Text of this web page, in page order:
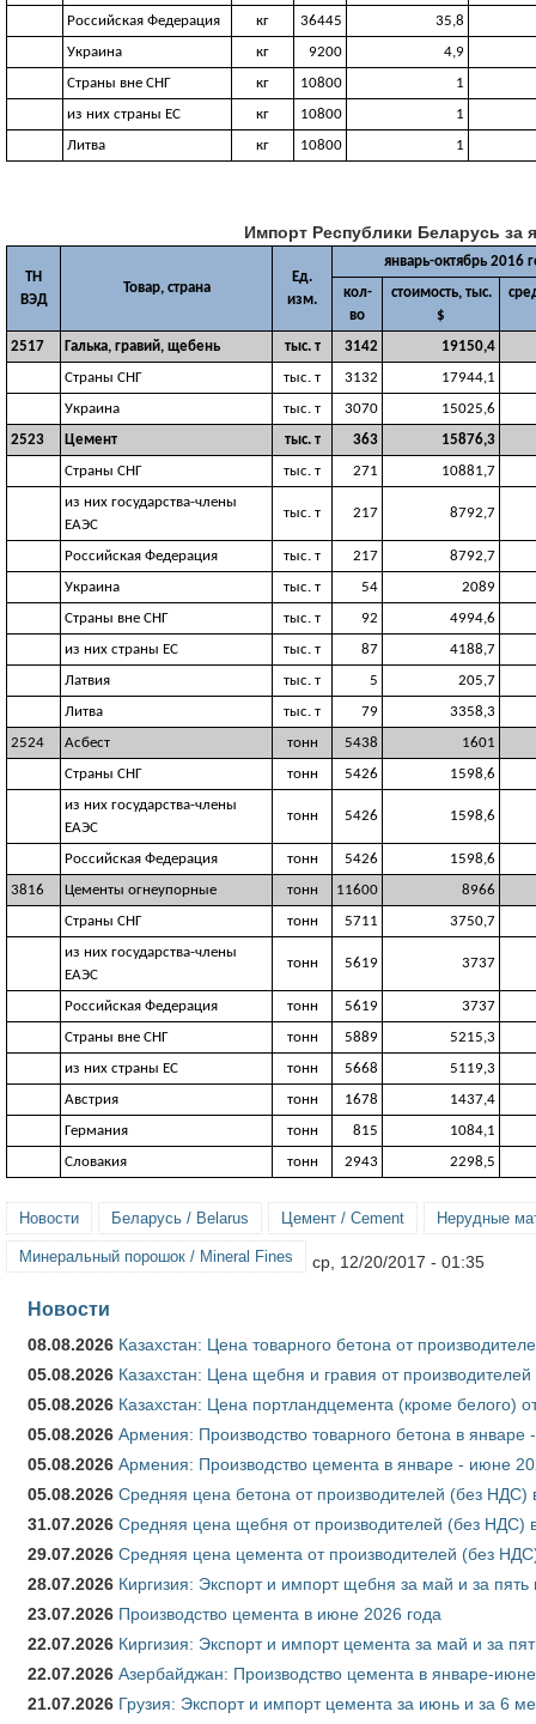
Российская Федерация
кг 36445
35,8
Украина
кг 9200
4,9
Страны вне СНГ
кг 10800
1
из них страны ЕС
кг 10800
1
Литва
кг 10800 1
Импорт Республики Беларусь за
ТН
ВЭД
Товар, страна
Ед.
изм.
январь-октябрь 2016
кол-
во
стоимость, тыс.
$
2517 Галька, гравий, щебень тыс. т 3142
19150,4
Страны СНГ
тыс. т 3132
17944,1
Украина
тыс. т 3070
15025,6
2523
Цемент тыс. т 363
15876,3
Страны СНГ
тыс. т 271
10881,7
из них государства-члены
ЕАЭС
тыс. т 217 8792,7
Российская Федерация тыс. т 217
8792,7
Украина
тыс. т 54
2089
Страны вне СНГ
тыс. т 92
4994,6
из них страны ЕС
тыс. т 87
4188,7
Латвия
тыс. т 5
205,7
Литва
тыс. т 79
3358,3
2524
Асбест тонн 5438
1601
Страны СНГ
тонн 5426
1598,6
из них государства-члены
ЕАЭС
тонн 5426 1598,6
Российская Федерация тонн 5426
1598,6
3816
Цементы огнеупорные тонн 11600
8966
Страны СНГ
тонн 5711
3750,7
из них государства-члены
ЕАЭС
тонн 5619 3737
Российская Федерация тонн 5619
3737
Страны вне СНГ
тонн 5889
5215,3
из них страны ЕС
тонн 5668
5119,3
Австрия
тонн 1678
1437,4
Германия
тонн 815
1084,1
Словакия
тонн 2943 2298,5
Новости Беларусь / Belarus Цемент / Cement Нерудные
Минеральный порошок / Mineral Fines ср, 12/20/2017 - 01:35
Новости
08.08.2026 Казахстан: Цена товарного бетона от
05.08.2026 Казахстан: Цена щебня и гравия от
05.08.2026 Казахстан: Цена портландцемента (кроме белого)
05.08.2026 Армения: Производство товарного бетона в январе
05.08.2026 Армения: Производство цемента в январе - июне
05.08.2026 Средняя цена бетона от производителей (без НДС)
31.07.2026 Средняя цена щебня от производителей (без НДС)
29.07.2026 Средняя цена цемента от производителей (без
28.07.2026 Киргизия: Экспорт и импорт щебня за май и за
23.07.2026 Производство цемента в июне 2026 года
22.07.2026 Киргизия: Экспорт и импорт цемента за май и за
22.07.2026 Азербайджан: Производство цемента в январе-
21.07.2026 Грузия: Экспорт и импорт цемента за июнь и за 6